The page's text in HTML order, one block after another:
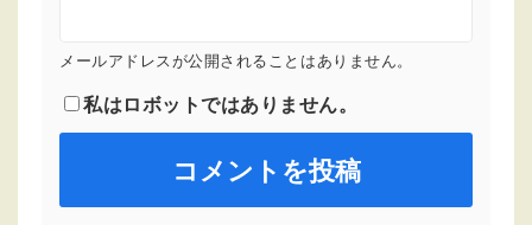
メールアドレスが公開されることはありません。
私はロボットではありません。